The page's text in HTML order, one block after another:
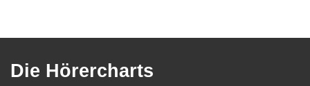
Die Hörercharts